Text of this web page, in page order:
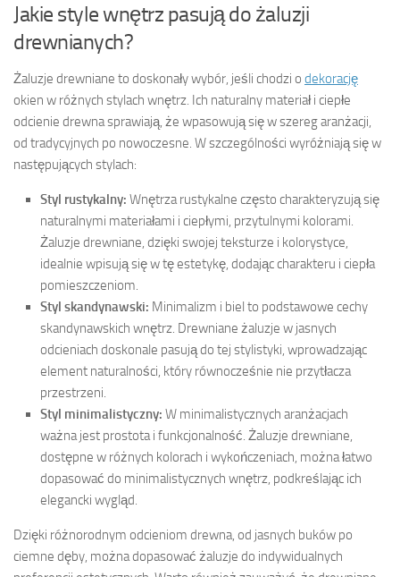
Jakie style wnętrz pasują do żaluzji
drewnianych?
Żaluzje drewniane to doskonały wybór, jeśli chodzi o dekorację
okien w różnych stylach wnętrz. Ich naturalny materiał i ciepłe
odcienie drewna sprawiają, że wpasowują się w szereg aranżacji,
od tradycyjnych po nowoczesne. W szczególności wyróżniają się w
następujących stylach:
Styl rustykalny: Wnętrza rustykalne często charakteryzują się
naturalnymi materiałami i ciepłymi, przytulnymi kolorami.
Żaluzje drewniane, dzięki swojej teksturze i kolorystyce,
idealnie wpisują się w tę estetykę, dodając charakteru i ciepła
pomieszczeniom.
Styl skandynawski: Minimalizm i biel to podstawowe cechy
skandynawskich wnętrz. Drewniane żaluzje w jasnych
odcieniach doskonale pasują do tej stylistyki, wprowadzając
element naturalności, który równocześnie nie przytłacza
przestrzeni.
Styl minimalistyczny: W minimalistycznych aranżacjach
ważna jest prostota i funkcjonalność. Żaluzje drewniane,
dostępne w różnych kolorach i wykończeniach, można łatwo
dopasować do minimalistycznych wnętrz, podkreślając ich
elegancki wygląd.
Dzięki różnorodnym odcieniom drewna, od jasnych buków po
ciemne dęby, można dopasować żaluzje do indywidualnych